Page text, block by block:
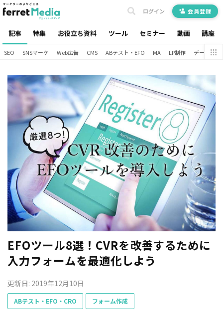
記事 特集 お役立ち資料 ツール セミナー 動画 講座
ログイン 会員登録
SEO SNSマーケ Web広告 CMS ABテスト・EFO MA LP制作 データ分析
EFOツール8選！CVRを改善するために
入力フォームを最適化しよう
更新日: 2019年12月10日
ABテスト・EFO・CRO フォーム作成